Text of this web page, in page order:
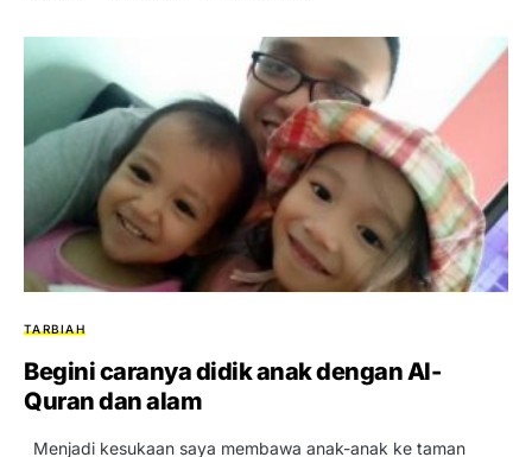
TARBIAH
Begini caranya didik anak dengan Al-
Quran dan alam
Menjadi kesukaan saya membawa anak-anak ke taman